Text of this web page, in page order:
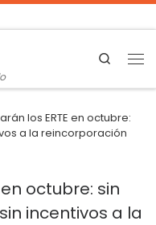
Search
los ERTE en octubre:
a la reincorporación
octubre: sin
incentivos a la